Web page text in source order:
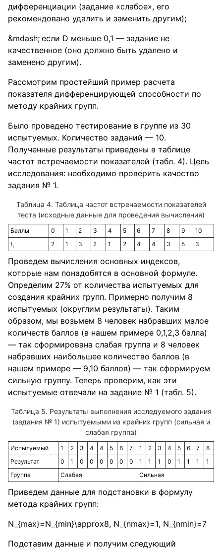
дифференциации (задание «слабое», его
рекомендовано удалить и заменить другим);
если D меньше 0,1 — задание не
качественное (оно должно быть удалено и
заменено другим).
Рассмотрим простейший пример расчета
показателя дифференцирующей способности по
методу крайних групп.
Было проведено тестирование в группе из 30
испытуемых. Количество заданий — 10.
Полученные результаты приведены в таблице
частот встречаемости показателей (табл. 4). Цель
исследования: необходимо проверить качество
задания № 1.
Таблица частот встречаемости показателей
теста (исходные данные для проведения вычисления)
Баллы 0 1 2 3 4 5 6 7 8 9
10
fi 2 1 3 2 1 2 4 4 3 5 3
Проведем вычисления основных индексов,
которые нам понадобятся в основной формуле.
Определим 27% от количества испытуемых для
создания крайних групп. Примерно получим 8
испытуемых (округлим результаты). Таким
образом, мы возьмем 8 человек набравших малое
количеств баллов (в нашем примере 0,1,2,3 балла)
— так сформирована слабая группа и 8 человек
набравших наибольшее количество баллов (в
нашем примере — 9,10 баллов) — так сформируем
сильную группу. Теперь проверим, как эти
испытуемые отвечали на задание № 1 (табл. 5).
Результаты выполнения исследуемого задания
(задания № 1) испытуемыми из крайних групп (сильная и
слабая группа)
Испытуемый 1 2 3 4 4 5 6 7 1 2 3 4 5 6 7
8
Результат
0 1 0 0 0 0 0 0 1 1 1 0 1 1 1
1
Группа
Слабая Сильная
Приведем данные для подстановки в формулу
метода крайних групп:
N_{max}=N_{min}\approx8, N_{nmax}=1, N_{nmin}=7
Подставим данные и получим следующий